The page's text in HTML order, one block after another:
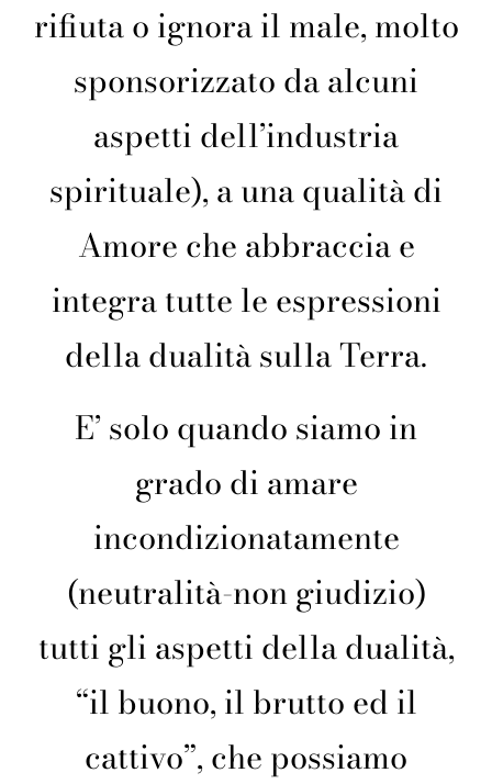
rifiuta o ignora il male, molto
sponsorizzato da alcuni
aspetti dell’industria
spirituale), a una qualità di
Amore che abbraccia e
integra tutte le espressioni
della dualità sulla Terra.
E’ solo quando siamo in
grado di amare
incondizionatamente
(neutralità-non giudizio)
tutti gli aspetti della dualità,
“il buono, il brutto ed il
cattivo”, che possiamo